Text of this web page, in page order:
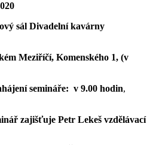
sál Divadelní kavárny
Komenského 1, (v
semináře: v 9.00 hodin,
zajišťuje Petr Lekeš vzdělávací